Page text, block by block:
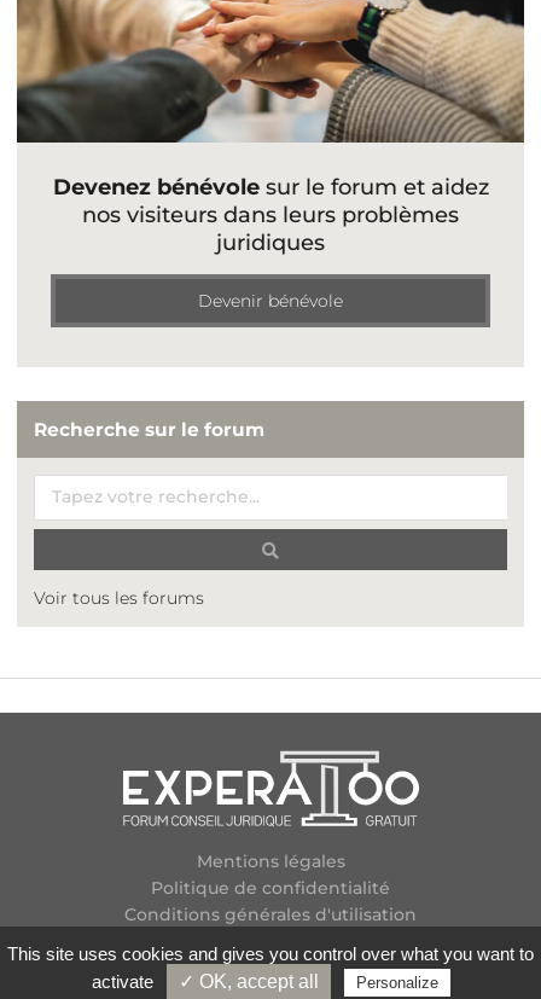
Devenez bénévolesur le forum et aidez
nos visiteurs dans leurs problèmes
juridiques
Devenir bénévole
Recherche sur le forum
Voir tous les forums
Mentions légales
Politique de confidentialité
Conditions générales d'utilisation
Contactez-nous
Flux RSS
This site uses cookies and gives you control over what you want to
activate
✓ OK, accept all Personalize